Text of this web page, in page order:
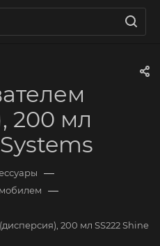
200 мл
—
—
200 мл SS222 Shine